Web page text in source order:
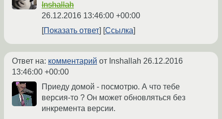
Inshallah
26.12.2016 13:46:00 +00:00
Показать ответ
Ссылка
Ответ на: комментарий от Inshallah 26.12.2016
13:46:00 +00:00
Приеду домой - посмотрю. А что тебе
версия-то ? Он может обновляться без
инкремента версии.